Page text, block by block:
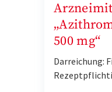
500 mg“
Darreichung: